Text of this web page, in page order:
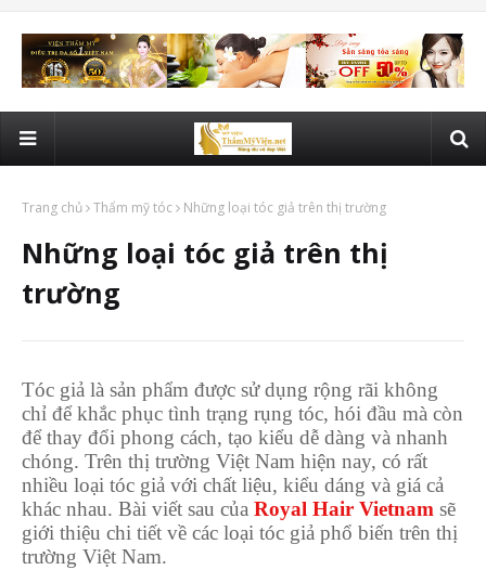
Trang chủ Thẩm mỹ tóc Những loại tóc giả trên thị trường
Những loại tóc giả trên thị
trường
Tóc giả là sản phẩm được sử dụng rộng rãi không
chỉ để khắc phục tình trạng rụng tóc, hói đầu mà còn
để thay đổi phong cách, tạo kiểu dễ dàng và nhanh
chóng. Trên thị trường Việt Nam hiện nay, có rất
nhiều loại tóc giả với chất liệu, kiểu dáng và giá cả
khác nhau. Bài viết sau của Royal Hair Vietnam sẽ
giới thiệu chi tiết về các loại tóc giả phổ biến trên thị
trường Việt Nam.